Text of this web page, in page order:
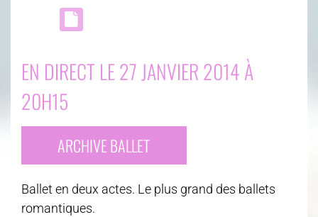
EN DIRECT LE 27 JANVIER 2014 À
20H15
ARCHIVE BALLET
Ballet en deux actes. Le plus grand des ballets
romantiques.